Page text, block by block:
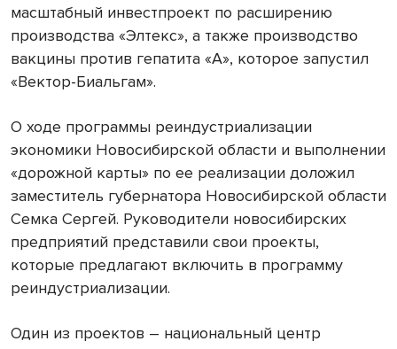
масштабный инвестпроект по расширению
производства «Элтекс», а также производство
вакцины против гепатита «А», которое запустил
«Вектор-Биальгам».
О ходе программы реиндустриализации
экономики Новосибирской области и выполнении
«дорожной карты» по ее реализации доложил
заместитель губернатора Новосибирской области
Семка Сергей. Руководители новосибирских
предприятий представили свои проекты,
которые предлагают включить в программу
реиндустриализации.
Один из проектов – национальный центр